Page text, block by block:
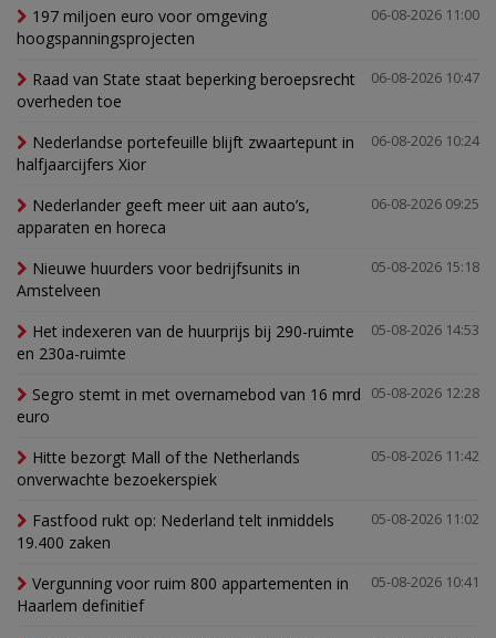
06-08-2026 11:00
197 miljoen euro voor omgeving
hoogspanningsprojecten
06-08-2026 10:47
Raad van State staat beperking beroepsrecht
overheden toe
06-08-2026 10:24
Nederlandse portefeuille blijft zwaartepunt in
halfjaarcijfers Xior
06-08-2026 09:25
Nederlander geeft meer uit aan auto’s,
apparaten en horeca
05-08-2026 15:18
Nieuwe huurders voor bedrijfsunits in
Amstelveen
05-08-2026 14:53
Het indexeren van de huurprijs bij 290-ruimte
en 230a-ruimte
05-08-2026 12:28
Segro stemt in met overnamebod van 16 mrd
euro
05-08-2026 11:42
Hitte bezorgt Mall of the Netherlands
onverwachte bezoekerspiek
05-08-2026 11:02
Fastfood rukt op: Nederland telt inmiddels
19.400 zaken
05-08-2026 10:41
Vergunning voor ruim 800 appartementen in
Haarlem definitief